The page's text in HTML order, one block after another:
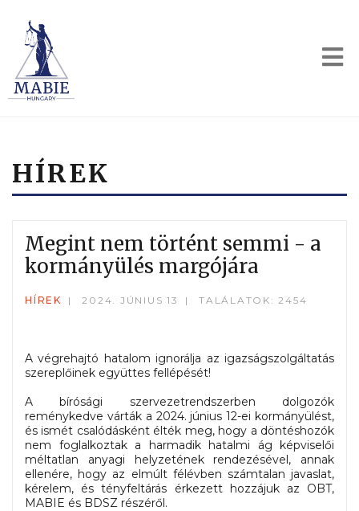
HÍREK
Megint nem történt semmi - a
kormányülés margójára
HÍREK 2024. JÚNIUS 13 TALÁLATOK: 2454
A végrehajtó hatalom ignorálja az igazságszolgáltatás
szereplőinek együttes fellépését!
A bírósági szervezetrendszerben dolgozók
reménykedve várták a 2024. június 12-ei kormányülést,
és ismét csalódásként élték meg, hogy a döntéshozók
nem foglalkoztak a harmadik hatalmi ág képviselői
méltatlan anyagi helyzetének rendezésével, annak
ellenére, hogy az elmúlt félévben számtalan javaslat,
kérelem, és tényfeltárás érkezett hozzájuk az OBT,
MABIE és BDSZ részéről.